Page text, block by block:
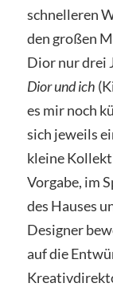
schnelleren
den großen
Dior nur drei
Dior und ich
es mir noch
sich jeweils
kleine
Vorgabe, im
des Hauses
Designer
auf die